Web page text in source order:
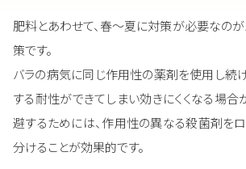
肥料とあわせて、春～夏に対策が必要なの
策です。
バラの病気に同じ作用性の薬剤を使用し続
する耐性ができてしまい効きにくくなる場合
避するためには、作用性の異なる殺菌剤を
分けることが効果的です。